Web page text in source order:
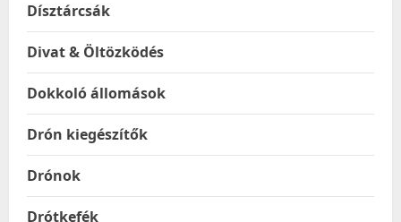
Dísztárcsák
Divat & Öltözködés
Dokkoló állomások
Drón kiegészítők
Drónok
Drótkefék